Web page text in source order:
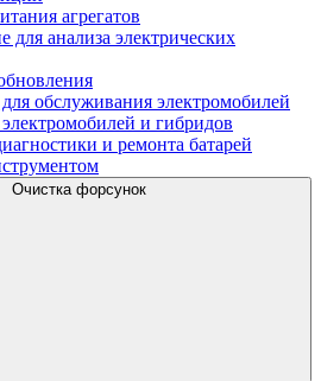
агрегатов
для анализа электрических
обслуживания электромобилей
и гибридов
и ремонта батарей
Очистка форсунок